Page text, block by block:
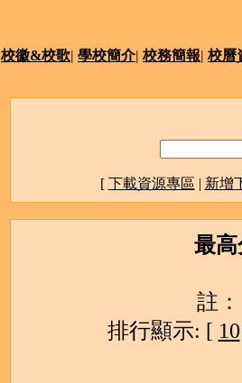
校徽&校歌| 學校簡介| 校務簡報| 校曆
[ 下載資源專區 | 新增
最高
註
排行顯示: [ 10